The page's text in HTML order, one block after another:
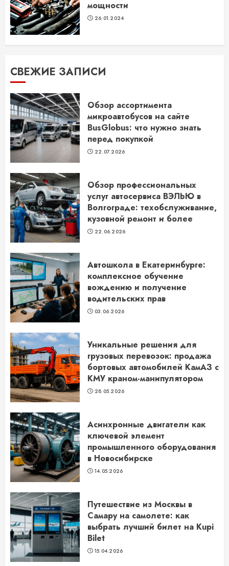
мощности
26.01.2024
СВЕЖИЕ ЗАПИСИ
Обзор ассортимента
микроавтобусов на сайте
BusGlobus: что нужно знать
перед покупкой
22.07.2026
Обзор профессиональных
услуг автосервиса ВЭЛЬЮ в
Волгограде: техобслуживание,
кузовной ремонт и более
22.06.2026
Автошкола в Екатеринбурге:
комплексное обучение
вождению и получение
водительских прав
03.06.2026
Уникальные решения для
грузовых перевозок: продажа
бортовых автомобилей КамАЗ с
КМУ краном-манипулятором
28.05.2026
Асинхронные двигатели как
ключевой элемент
промышленного оборудования
в Новосибирске
14.05.2026
Путешествие из Москвы в
Самару на самолете: как
выбрать лучший билет на Kupi
Bilet
15.04.2026